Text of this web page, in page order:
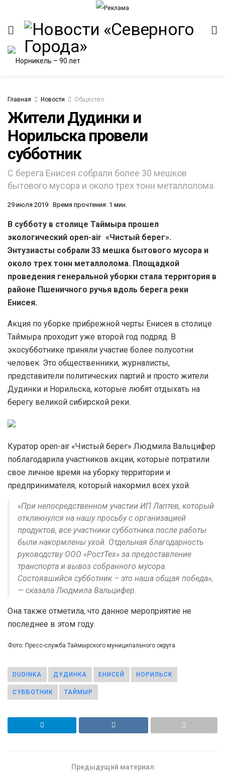
Главная Новости Общество
Жители Дудинки и
Норильска провели
субботник
С берега Енисея собрали более 30 мешков
бытового мусора и около трех тонн металлолома.
29 июля 2019 Время прочтения: 1 мин.
В субботу в столице Таймыра прошел
экологический open-air «Чистый берег».
Энтузиасты собрали 33 мешка бытового мусора и
около трех тонн металлолома. Площадкой
проведения генеральной уборки стала территория в
районе Пшеничного ручья вдоль берега реки
Енисея.
Акция по уборке прибрежной черты Енисея в столице
Таймыра проходит уже второй год подряд. В
экосубботнике приняли участие более полусотни
человек. Это общественники, журналисты,
представители политических партий и просто жители
Дудинки и Норильска, которые любят отдыхать на
берегу великой сибирской реки.
Куратор open-air «Чистый берег» Людмила Вальцифер
поблагодарила участников акции, которые потратили
свое личное время на уборку территории и
предпринимателя, который накормил всех ухой.
«При непосредственном участии ИП Лаптев, который
откликнулся на нашу просьбу с организацией
продуктов, все участники субботника после работы
были накормлены ухой. Отдельная благодарность
руководству ООО «РостТех» за предоставление
транспорта и вывоз собранного мусора.
Состоявшийся субботник – это наша общая победа»,
— сказала Людмила Вальцифер.
Она также отметила, что данное мероприятие не
последнее в этом году.
Фото: Пресс-служба Таймырского муниципального округа
DUDINKA ДУДИНКА ЕНИСЕЙ НОРИЛЬСК
СУББОТНИК ТАЙМЫР
Предыдущий материал